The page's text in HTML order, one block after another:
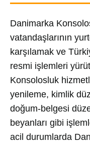
Danimarka
vatandaşlarının
karşılamak ve
resmi işlemleri
Konsolosluk
yenileme, kimlik
doğum-belgesi
beyanları gibi
acil durumlarda